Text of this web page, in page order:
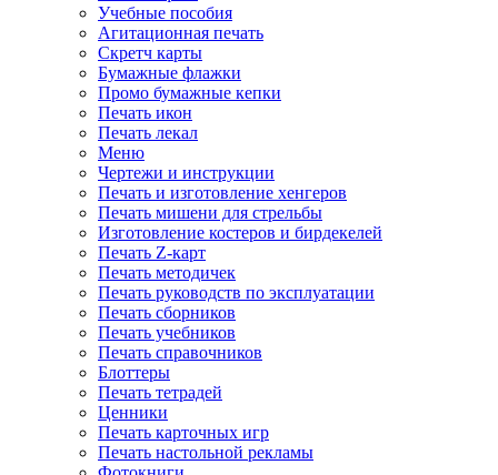
Учебные пособия
Агитационная печать
Скретч карты
Бумажные флажки
Промо бумажные кепки
Печать икон
Печать лекал
Меню
Чертежи и инструкции
Печать и изготовление хенгеров
Печать мишени для стрельбы
Изготовление костеров и бирдекелей
Печать Z-карт
Печать методичек
Печать руководств по эксплуатации
Печать сборников
Печать учебников
Печать справочников
Блоттеры
Печать тетрадей
Ценники
Печать карточных игр
Печать настольной рекламы